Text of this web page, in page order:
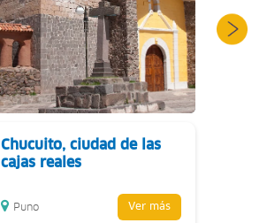
Chucuito, ciudad de las
cajas reales
Puno Ver más